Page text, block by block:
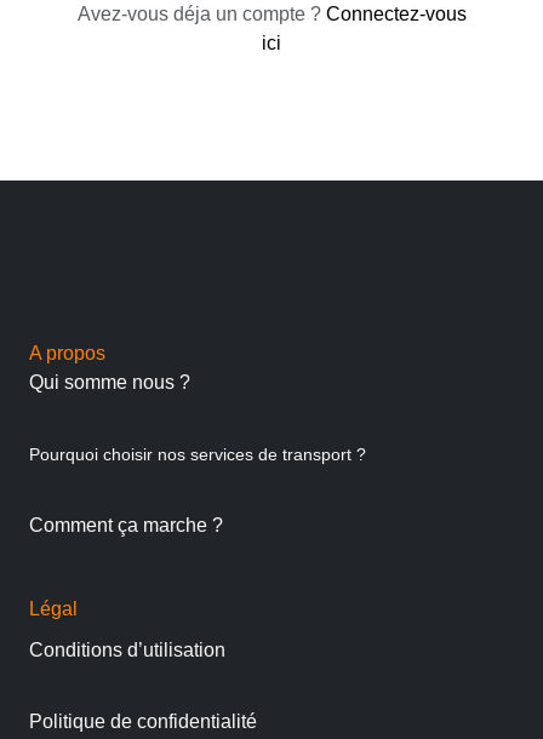
Avez-vous déja un compte ? Connectez-vous
ici
A propos
Qui somme nous ?
Pourquoi choisir nos services de transport ?
Comment ça marche ?
Légal
Conditions d’utilisation
Politique de confidentialité